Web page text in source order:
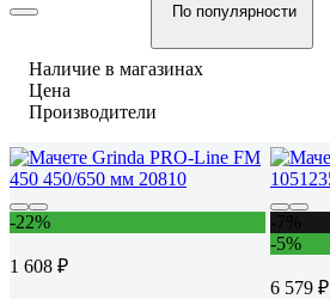
По популярности
Наличие в магазинах
Цена
Производители
-22%
1 608 ₽
-5%
6 579 ₽